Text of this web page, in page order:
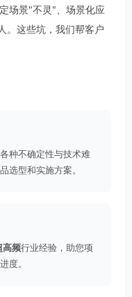
场景"不灵"、场景化应
。这些坑，我们帮客户
种不确定性与技术难
选型和实施方案。
高频行业经验，助您项
度。